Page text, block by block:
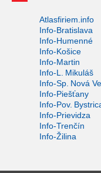
Atlasfiriem.info
Info-Bratislava
Info-Humenné
Info-Košice
Info-Martin
Info-L. Mikuláš
Info-Sp. Nová
Info-Piešťany
Info-Pov.
Info-Prievidza
Info-Trenčín
Info-Žilina